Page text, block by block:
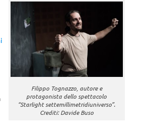
Filippo Tognazzo, autore e
protagonista dello spettacolo
“Starlight settemillimetridiuniverso”.
Crediti: Davide Buso